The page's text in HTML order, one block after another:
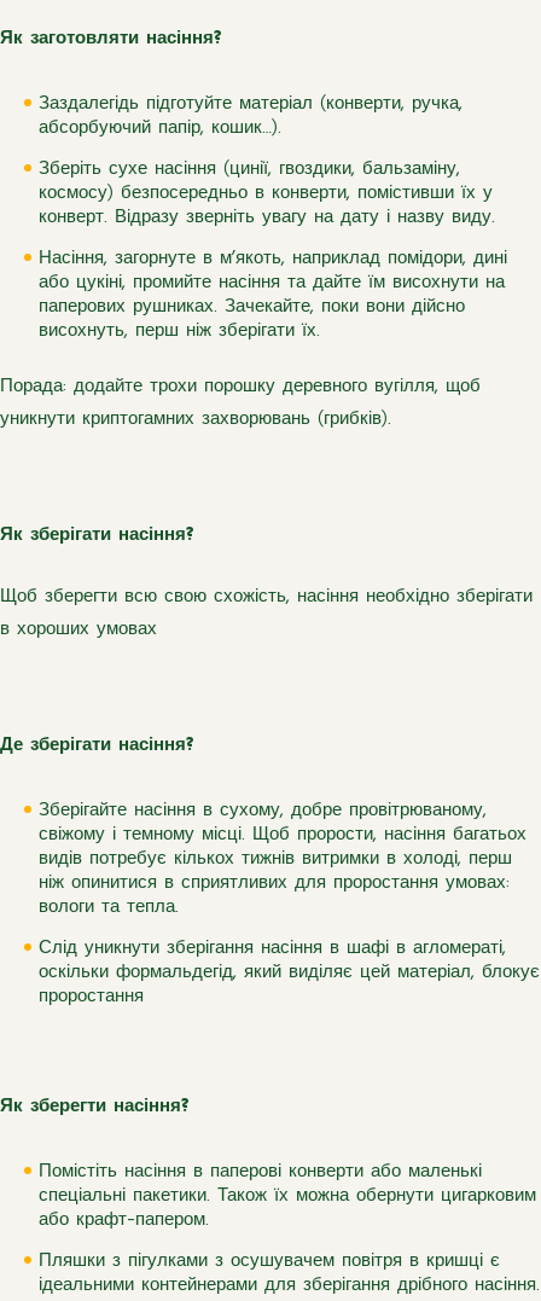
Як заготовляти насіння?
Заздалегідь підготуйте матеріал (конверти, ручка,
абсорбуючий папір, кошик…).
Зберіть сухе насіння (цинії, гвоздики, бальзаміну,
космосу) безпосередньо в конверти, помістивши їх у
конверт. Відразу зверніть увагу на дату і назву виду.
Насіння, загорнуте в м’якоть, наприклад помідори, дині
або цукіні, промийте насіння та дайте їм висохнути на
паперових рушниках. Зачекайте, поки вони дійсно
висохнуть, перш ніж зберігати їх.
Порада: додайте трохи порошку деревного вугілля, щоб
уникнути криптогамних захворювань (грибків).
Як зберігати насіння?
Щоб зберегти всю свою схожість, насіння необхідно зберігати
в хороших умовах
Де зберігати насіння?
Зберігайте насіння в сухому, добре провітрюваному,
свіжому і темному місці. Щоб прорости, насіння багатьох
видів потребує кількох тижнів витримки в холоді, перш
ніж опинитися в сприятливих для проростання умовах:
вологи та тепла.
Слід уникнути зберігання насіння в шафі в агломераті,
оскільки формальдегід, який виділяє цей матеріал, блокує
проростання
Як зберегти насіння?
Помістіть насіння в паперові конверти або маленькі
спеціальні пакетики. Також їх можна обернути цигарковим
або крафт-папером.
Пляшки з пігулками з осушувачем повітря в кришці є
ідеальними контейнерами для зберігання дрібного насіння.